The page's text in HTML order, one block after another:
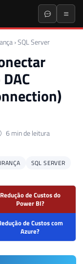
›SQL Server
6 min de leitura
SQL SERVER
Redução de Custos do
Power BI?
de Custos com
Azure?